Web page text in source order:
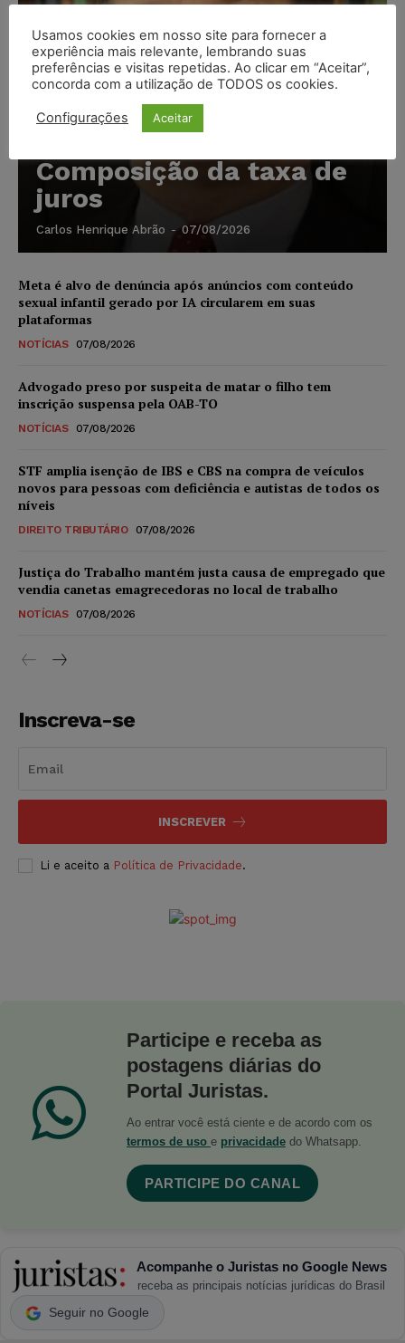
Composição da taxa de
juros
Carlos Henrique Abrão - 07/08/2026
Meta é alvo de denúncia após anúncios com conteúdo
sexual infantil gerado por IA circularem em suas
plataformas
NOTÍCIAS 07/08/2026
Advogado preso por suspeita de matar o filho tem
inscrição suspensa pela OAB-TO
NOTÍCIAS 07/08/2026
STF amplia isenção de IBS e CBS na compra de veículos
novos para pessoas com deficiência e autistas de todos os
níveis
DIREITO TRIBUTÁRIO 07/08/2026
Justiça do Trabalho mantém justa causa de empregado que
vendia canetas emagrecedoras no local de trabalho
NOTÍCIAS 07/08/2026
Inscreva-se
INSCREVER
Li e aceito a Política de Privacidade.
Participe e receba as
postagens diárias do
Portal Juristas.
Ao entrar você está ciente e de acordo com os
termos de uso e privacidade do Whatsapp.
PARTICIPE DO CANAL
Acompanhe o Juristas no Google News
receba as principais notícias jurídicas do Brasil
Seguir no Google
Usamos cookies em nosso site para fornecer a
experiência mais relevante, lembrando suas
preferências e visitas repetidas. Ao clicar em “Aceitar”,
concorda com a utilização de TODOS os cookies.
Configurações Aceitar